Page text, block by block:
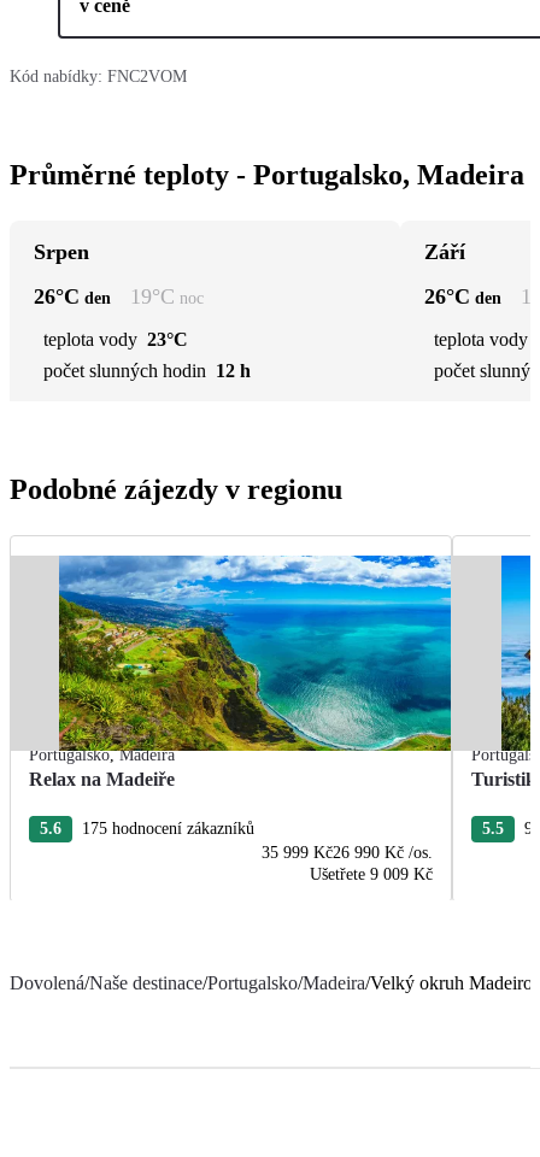
v ceně
Kód nabídky: FNC2VOM
Průměrné teploty - Portugalsko, Madeira
Srpen
26°C den 19°C noc
teplota vody 23°C
počet slunných hodin 12 h
Září
26°C den
teplota vody
počet
Podobné zájezdy v regionu
Portugalsko,Madeira
Relax na Madeiře
5.6
175 hodnocení zákazníků
35 999 Kč26 990 Kč /os.
Ušetřete 9 009 Kč
5.5
Dovolená/Naše destinace/Portugalsko/Madeira/Velký okruh